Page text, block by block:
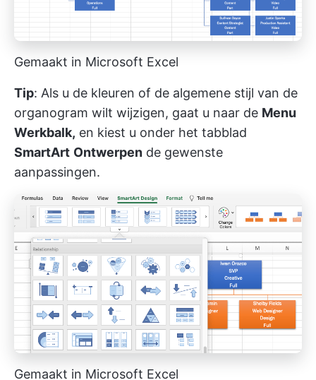
Gemaakt in Microsoft Excel
Tip: Als u de kleuren of de algemene stijl van de
organogram wilt wijzigen, gaat u naar de Menu
Werkbalk, en kiest u onder het tabblad
SmartArt Ontwerpen de gewenste
aanpassingen.
Gemaakt in Microsoft Excel